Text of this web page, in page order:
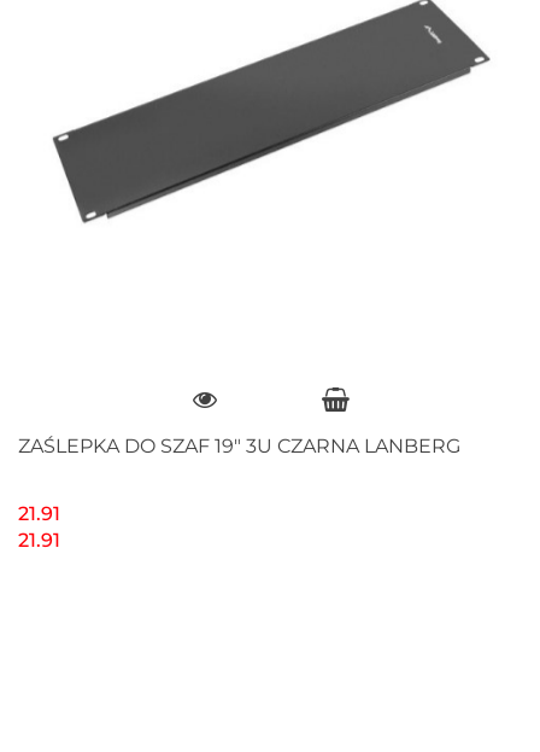
ZAŚLEPKA DO SZAF 19" 3U CZARNA LANBERG
21.91
21.91